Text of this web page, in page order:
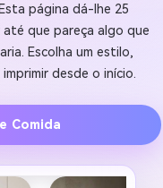
página dá-lhe 25
que pareça algo que
Escolha um estilo,
desde o início.
Comida